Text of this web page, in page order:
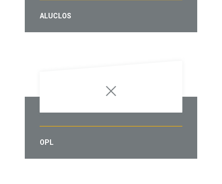
ALUCLOS
OPL